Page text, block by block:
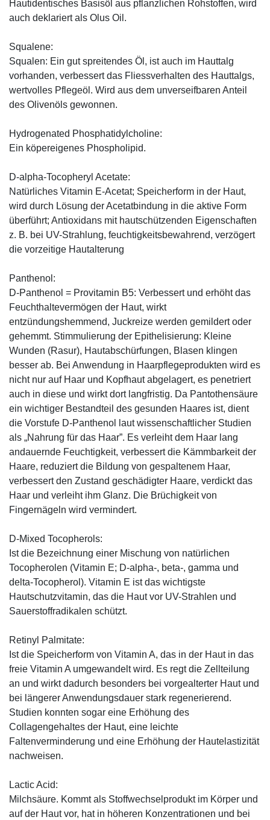
Hautidentisches Basisöl aus pflanzlichen Rohstoffen, wird
auch deklariert als Olus Oil.
Squalene:
Squalen: Ein gut spreitendes Öl, ist auch im Hauttalg
vorhanden, verbessert das Fliessverhalten des Hauttalgs,
wertvolles Pflegeöl. Wird aus dem unverseifbaren Anteil
des Olivenöls gewonnen.
Hydrogenated Phosphatidylcholine:
Ein köpereigenes Phospholipid.
D-alpha-Tocopheryl Acetate:
Natürliches Vitamin E-Acetat; Speicherform in der Haut,
wird durch Lösung der Acetatbindung in die aktive Form
überführt; Antioxidans mit hautschützenden Eigenschaften
z. B. bei UV-Strahlung, feuchtigkeitsbewahrend, verzögert
die vorzeitige Hautalterung
Panthenol:
D-Panthenol = Provitamin B5: Verbessert und erhöht das
Feuchthaltevermögen der Haut, wirkt
entzündungshemmend, Juckreize werden gemildert oder
gehemmt. Stimmulierung der Epithelisierung: Kleine
Wunden (Rasur), Hautabschürfungen, Blasen klingen
besser ab. Bei Anwendung in Haarpflegeprodukten wird es
nicht nur auf Haar und Kopfhaut abgelagert, es penetriert
auch in diese und wirkt dort langfristig. Da Pantothensäure
ein wichtiger Bestandteil des gesunden Haares ist, dient
die Vorstufe D-Panthenol laut wissenschaftlicher Studien
als „Nahrung für das Haar”. Es verleiht dem Haar lang
andauernde Feuchtigkeit, verbessert die Kämmbarkeit der
Haare, reduziert die Bildung von gespaltenem Haar,
verbessert den Zustand geschädigter Haare, verdickt das
Haar und verleiht ihm Glanz. Die Brüchigkeit von
Fingernägeln wird vermindert.
D-Mixed Tocopherols:
Ist die Bezeichnung einer Mischung von natürlichen
Tocopherolen (Vitamin E; D-alpha-, beta-, gamma und
delta-Tocopherol). Vitamin E ist das wichtigste
Hautschutzvitamin, das die Haut vor UV-Strahlen und
Sauerstoffradikalen schützt.
Retinyl Palmitate:
Ist die Speicherform von Vitamin A, das in der Haut in das
freie Vitamin A umgewandelt wird. Es regt die Zellteilung
an und wirkt dadurch besonders bei vorgealterter Haut und
bei längerer Anwendungsdauer stark regenerierend.
Studien konnten sogar eine Erhöhung des
Collagengehaltes der Haut, eine leichte
Faltenverminderung und eine Erhöhung der Hautelastizität
nachweisen.
Lactic Acid:
Milchsäure. Kommt als Stoffwechselprodukt im Körper und
auf der Haut vor, hat in höheren Konzentrationen und bei